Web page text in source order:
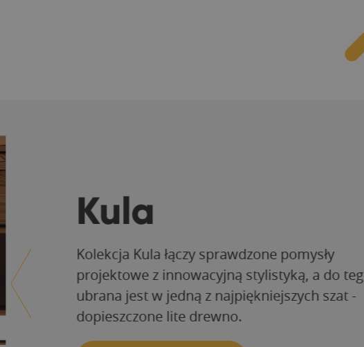
Kula
Kolekcja Kula łączy sprawdzone pomysły
projektowe z innowacyjną stylistyką, a do
ubrana jest w jedną z najpiękniejszych szat -
dopieszczone lite drewno.